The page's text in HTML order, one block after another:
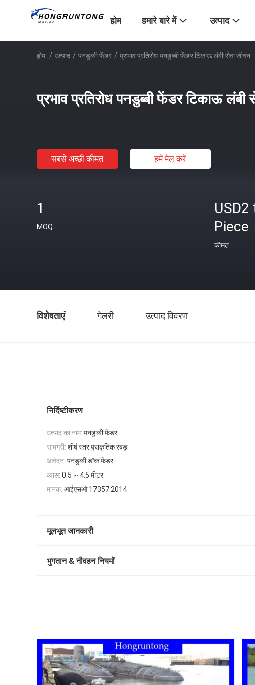
होम हमारे बारे में उत्पाद
होम / उत्पाद / पनडुब्बी फेंडर / प्रभाव प्रतिरोध पनडुब्बी फेंडर टिकाऊ लंबी सेवा जीवन
प्रभाव प्रतिरोध पनडुब्बी फेंडर टिकाऊ लंबी
सबसे अच्छी कीमत हमें मेल करें
1
MOQ
Piece
कीमत
विशेषताएं गेलरी उत्पाद विवरण
निर्दिष्टीकरण
उत्पाद का नाम: पनडुब्बी फेंडर
सामग्री: शीर्ष स्तर प्राकृतिक रबड़
आवेदन: पनडुब्बी डॉक फेंडर
व्यास: 0.5 ~ 4.5 मीटर
मानक: आईएसओ 17357:2014
मूलभूत जानकारी
भुगतान & नौवहन नियमों